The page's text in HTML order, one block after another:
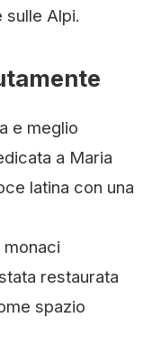
sulle Alpi.
e meglio
a Maria
latina con una
monaci
restaurata
spazio